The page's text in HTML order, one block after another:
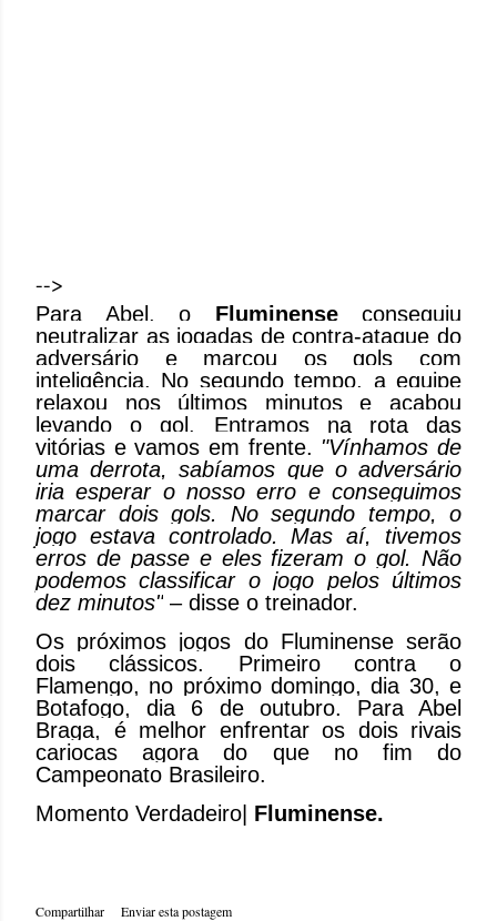
-->
Para Abel, o Fluminenseconseguiu
neutralizar as jogadas de contra-ataque do
adversário e marcou os gols com
inteligência. No segundo tempo, a equipe
relaxou nos últimos minutos e acabou
levando o gol. Entramos na rota das
vitórias e vamos em frente. "Vínhamos de
uma derrota, sabíamos que o adversário
iria esperar o nosso erro e conseguimos
marcar dois gols. No segundo tempo, o
jogo estava controlado. Mas aí, tivemos
erros de passe e eles fizeram o gol. Não
podemos classificar o jogo pelos últimos
dez minutos" – disse o treinador.
Os próximos jogos do Fluminense serão
dois clássicos. Primeiro contra o
Flamengo, no próximo domingo, dia 30, e
Botafogo, dia 6 de outubro. Para Abel
Braga, é melhor enfrentar os dois rivais
cariocas agora do que no fim do
Campeonato Brasileiro.
Momento Verdadeiro| Fluminense.
Compartilhar
Enviar esta postagem